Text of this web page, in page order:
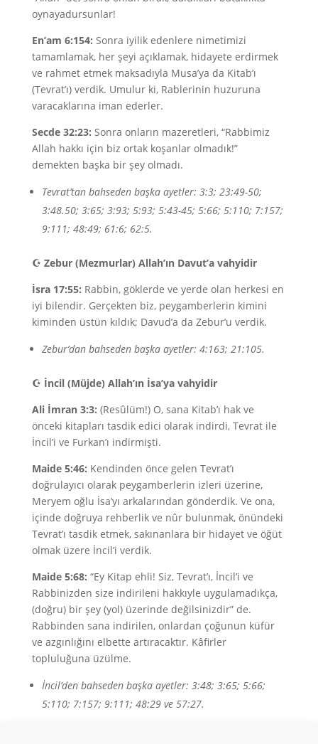
oynayadursunlar!
En’am 6:154: Sonra iyilik edenlere nimetimizi
tamamlamak, her şeyi açıklamak, hidayete erdirmek
ve rahmet etmek maksadıyla Musa’ya da Kitab’ı
(Tevrat’ı) verdik. Umulur ki, Rablerinin huzuruna
varacaklarına iman ederler.
Secde 32:23: Sonra onların mazeretleri, “Rabbimiz
Allah hakkı için biz ortak koşanlar olmadık!”
demekten başka bir şey olmadı.
Tevrat’tan bahseden başka ayetler: 3:3; 23:49-50;
3:48.50; 3:65; 3:93; 5:93; 5:43-45; 5:66; 5:110; 7:157;
9:111; 48:49; 61:6; 62:5.
☪ Zebur (Mezmurlar) Allah’ın Davut’a vahyidir
İsra 17:55: Rabbin, göklerde ve yerde olan herkesi en
iyi bilendir. Gerçekten biz, peygamberlerin kimini
kiminden üstün kıldık; Davud’a da Zebur’u verdik.
Zebur’dan bahseden başka ayetler: 4:163; 21:105.
☪ İncil (Müjde) Allah’ın İsa’ya vahyidir
Ali İmran 3:3: (Resûlüm!) O, sana Kitab’ı hak ve
önceki kitapları tasdik edici olarak indirdi, Tevrat ile
İncil’i ve Furkan’ı indirmişti.
Maide 5:46: Kendinden önce gelen Tevrat’ı
doğrulayıcı olarak peygamberlerin izleri üzerine,
Meryem oğlu İsa’yı arkalarından gönderdik. Ve ona,
içinde doğruya rehberlik ve nûr bulunmak, önündeki
Tevrat’ı tasdik etmek, sakınanlara bir hidayet ve öğüt
olmak üzere İncil’i verdik.
Maide 5:68: “Ey Kitap ehli! Siz, Tevrat’ı, İncil’i ve
Rabbinizden size indirileni hakkıyle uygulamadıkça,
(doğru) bir şey (yol) üzerinde değilsinizdir” de.
Rabbinden sana indirilen, onlardan çoğunun küfür
ve azgınlığını elbette artıracaktır. Kâfirler
topluluğuna üzülme.
İncil’den bahseden başka ayetler: 3:48; 3:65; 5:66;
5:110; 7:157; 9:111; 48:29 ve 57:27.